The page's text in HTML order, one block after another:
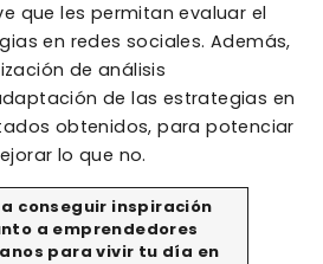
que les permitan evaluar el
en redes sociales. Además,
de análisis
de las estrategias en
obtenidos, para potenciar
lo que no.
a conseguir inspiración
a emprendedores
para vivir tu día en